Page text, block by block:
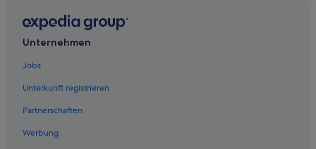
Unternehmen
Jobs
Unterkunft registrieren
Partnerschaften
Werbung